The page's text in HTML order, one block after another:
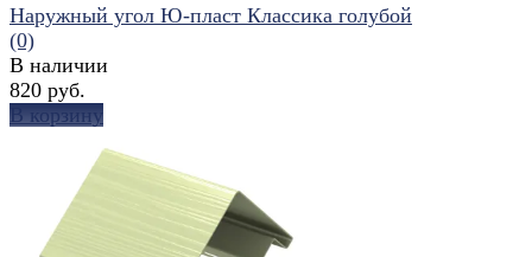
избранное
Наружный угол Ю-пласт Классика голубой
(0)
В наличии
820 руб.
В корзину